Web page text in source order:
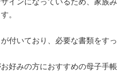
。
付いており、必要な書類をすっ
好みの方におすすめの母子手帳